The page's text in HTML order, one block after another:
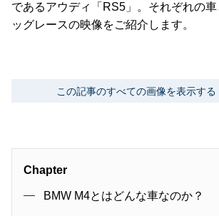
であるアウディ「RS5」。それぞれの
ッグレースの映像をご紹介します。
この記事のすべての画像を表示する
Chapter
BMW M4とはどんな車なのか？